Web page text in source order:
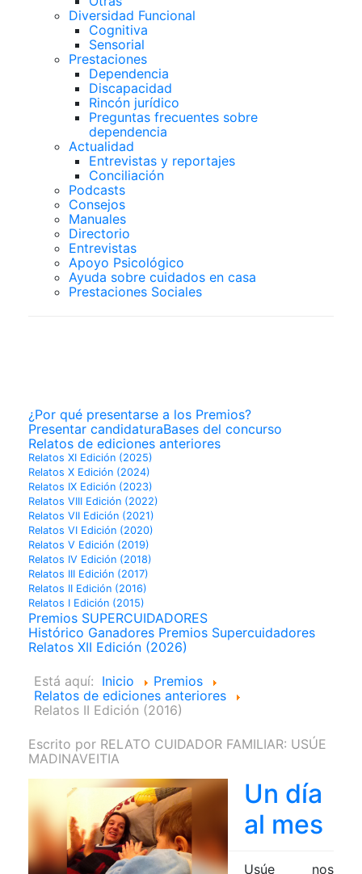
Diversidad Funcional
Cognitiva
Sensorial
Prestaciones
Dependencia
Discapacidad
Rincón jurídico
Preguntas frecuentes sobre
dependencia
Actualidad
Entrevistas y reportajes
Conciliación
Podcasts
Consejos
Manuales
Directorio
Entrevistas
Apoyo Psicológico
Ayuda sobre cuidados en casa
Prestaciones Sociales
¿Por qué presentarse a los Premios?
Presentar candidaturaBases del concurso
Relatos de ediciones anteriores
Relatos XI Edición (2025)
Relatos X Edición (2024)
Relatos IX Edición (2023)
Relatos VIII Edición (2022)
Relatos VII Edición (2021)
Relatos VI Edición (2020)
Relatos V Edición (2019)
Relatos IV Edición (2018)
Relatos III Edición (2017)
Relatos II Edición (2016)
Relatos I Edición (2015)
Premios SUPERCUIDADORES
Histórico Ganadores Premios Supercuidadores
Relatos XII Edición (2026)
Está aquí: Inicio
Premios
Relatos de ediciones anteriores
Relatos II Edición (2016)
Escrito por RELATO CUIDADOR FAMILIAR: USÚE
MADINAVEITIA
Un día
al mes
Usúe nos